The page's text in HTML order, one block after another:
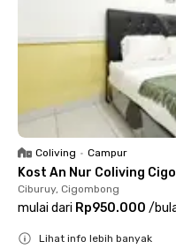
Coliving • Campur
Kost An Nur Coliving
Ciburuy, Cigombong
mulai dari Rp950.000 /
Lihat info lebih banyak